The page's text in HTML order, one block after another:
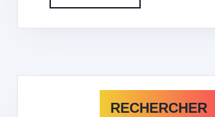
More
RECHERCHER